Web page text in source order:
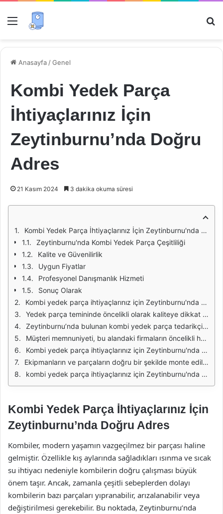
Menü
Anasayfa /Genel
Kombi Yedek Parça
İhtiyaçlarınız İçin
Zeytinburnu’nda Doğru
Adres
21 Kasım 2024 3 dakika okuma süresi
Kombi Yedek Parça İhtiyaçlarınız İçin Zeytinburnu'nda Doğru Adres
Zeytinburnu'nda Kombi Yedek Parça Çeşitliliği
Kalite ve Güvenilirlik
Uygun Fiyatlar
Profesyonel Danışmanlık Hizmeti
Sonuç Olarak
Kombi yedek parça ihtiyaçlarınız için Zeytinburnu'nda doğru adres, sektördeki en güvenilir ve kapsamlı hizmetleri sunan bir noktadır. Kombi sistemleri, ev ve iş yeri ısınmasında önemli bir rol oynar; bu nedenle, yedek parça ihtiyaçlarının zamanında karşılanması gerekmektedir. Zeytinburnu'ndaki hizmet sağlayıcılar, bu alanda uzmanlaşmış ekipleri ile anında çözüm sunmaktadır.
Yedek parça temininde öncelikli olarak kaliteye dikkat edilmesi gerekir. Zeytinburnu'ndaki firmalar, orijinal ve yüksek kaliteli ürünler sunarak, kombinizin performansını artırmayı hedefler. Kaliteli parçalar, sadece kombinizin ömrünü uzatmakla kalmaz, aynı zamanda enerji tasarrufu sağlar ve daha düşük fatura maliyetleri anlamına gelir.
Zeytinburnu’nda bulunan kombi yedek parça tedarikçileri, geniş bir ürün yelpazesine sahiptir. Termostatlar, pompa arızaları, brülörler ve diğer bileşenler gibi çeşitli parçaları bulmak mümkündür. Bu çeşitlilik, müşterilerin ihtiyaçlarına en uygun çözümleri bulmalarını kolaylaştırır.
Müşteri memnuniyeti, bu alandaki firmaların öncelikli hedeflerinden biridir. Zeytinburnu’ndaki hizmet sağlayıcılar, sadece ürün satışı ile sınırlı kalmayıp, aynı zamanda montaj ve bakım hizmetleri de sunmaktadır. Böylece, yedek parça değişimi sonrası kombinizin düzgün çalıştığından emin olabilirsiniz.
Kombi yedek parça ihtiyaçlarınız için Zeytinburnu'nda doğru adres, aynı zamanda hızlı hizmet sunma kapasitesine de sahiptir. Acil durumlarda, hızlı bir şekilde yedek parça temin etmek büyük bir avantaj sağlar. Bu sayede, kombinizde oluşabilecek arızalar kısa süre içinde çözüme kavuşturulur.
Ekipmanların ve parçaların doğru bir şekilde monte edilmesi, sistemin verimliliği açısından kritik öneme sahiptir. Zeytinburnu'ndaki firmalar, alanında uzman teknisyenleri ile profesyonel bir hizmet sunarak, kombi sistemlerinizin en iyi şekilde çalışmasını sağlar. Bu da uzun vadede maliyetlerinizi düşürür.
kombi yedek parça ihtiyaçlarınız için Zeytinburnu'nda birçok avantaj sunan firmalar mevcuttur. Kaliteli ürünler, hızlı hizmet ve uzman kadro ile kombi sistemlerinizin bakımı için en doğru adres burasıdır. İhtiyacınız olan her türlü yedek parçayı güvenle temin edebilir, kombinizin performansını artırabilirsiniz.
Kombi Yedek Parça İhtiyaçlarınız İçin
Zeytinburnu’nda Doğru Adres
Kombiler, modern yaşamın vazgeçilmez bir parçası haline
gelmiştir. Özellikle kış aylarında sağladıkları ısınma ve sıcak
su ihtiyacı nedeniyle kombilerin doğru çalışması büyük
önem taşır. Ancak, zamanla çeşitli sebeplerden dolayı
kombilerin bazı parçaları yıpranabilir, arızalanabilir veya
değiştirilmesi gerekebilir. Bu noktada, Zeytinburnu’nda